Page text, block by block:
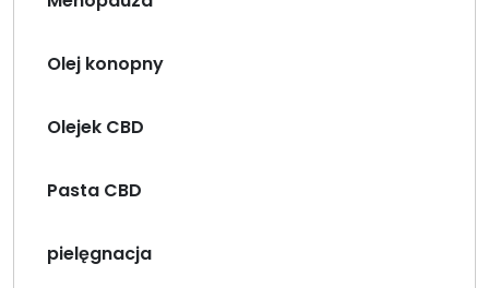
Olej konopny
Olejek CBD
Pasta CBD
pielęgnacja